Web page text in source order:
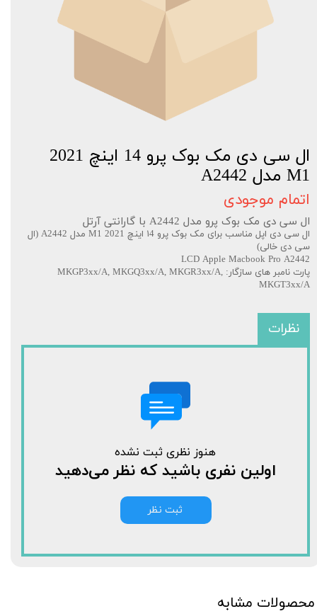
ال سی دی مک بوک پرو 14 اینچ 2021
M1 مدل A2442
اتمام موجودی
ال سی دی مک بوک پرو مدل A2442 با گارانتی آرتل
ال سی دی اپل مناسب برای مک بوک پرو ۱4 اینچ 2021 M1 مدل A2442 (ال
سی دی خالی)
LCD Apple Macbook Pro A2442
پارت نامبر های سازگار: MKGP3xx/A, MKGQ3xx/A, MKGR3xx/A,
MKGT3xx/A
نظرات
هنوز نظری ثبت نشده
اولین نفری باشید که نظر می‌دهید
ثبت نظر
محصولات مشابه